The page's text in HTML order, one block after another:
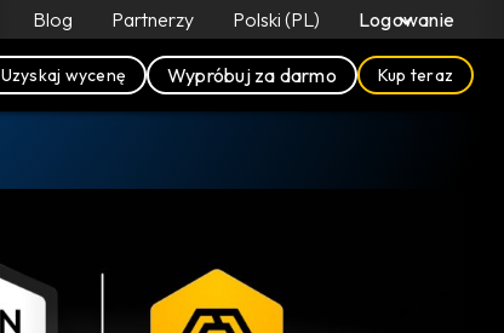
Blog Partnerzy Polski (PL) Logowanie
Uzyskaj wycenę Wypróbuj za darmo Kup teraz